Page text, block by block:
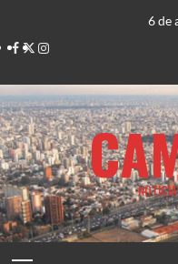
contenido
6 de
Facebook
TwitterInstagram